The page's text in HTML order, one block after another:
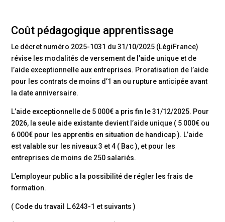
Coût pédagogique apprentissage
Le décret numéro 2025-1031 du 31/10/2025 (LégiFrance)
révise les modalités de versement de l’aide unique et de
l’aide exceptionnelle aux entreprises. Proratisation de l’aide
pour les contrats de moins d’1 an ou rupture anticipée avant
la date anniversaire.
L’aide exceptionnelle de 5 000€ a pris fin le 31/12/2025. Pour
2026, la seule aide existante devient l’aide unique ( 5 000€ ou
6 000€ pour les apprentis en situation de handicap ). L’aide
est valable sur les niveaux 3 et 4 ( Bac ), et pour les
entreprises de moins de 250 salariés.
L’employeur public a la possibilité de régler les frais de
formation.
( Code du travail L.6243-1 et suivants )